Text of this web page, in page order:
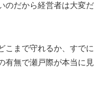
のだから経営者は大変だ
こまで守れるか、すでに
有無で瀬戸際が本当に見